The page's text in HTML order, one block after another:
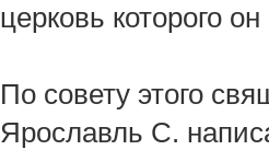
церковь которого
По совету этого
Ярославль С.